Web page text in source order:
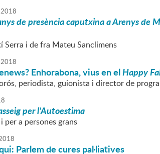
2018
de presència caputxina a Arenys de
Serra i de fra Mateu Sanclimens
2018
Enhorabona, vius en elHappy
periodista, guionista i director de
per l'Autoestima
per a persones grans
Parlem de cures pal·liatives